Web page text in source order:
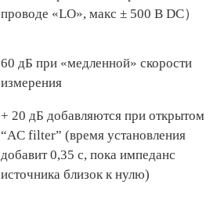
проводе «LO», макс ± 500 В DC）
60 дБ при «медленной» скорости
измерения
+ 20 дБ добавляются при открытом
“AC filter” (время установления
добавит 0,35 с, пока импеданс
источника близок к нулю)